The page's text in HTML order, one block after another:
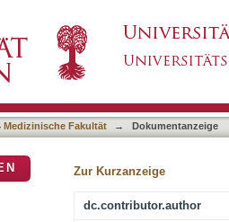
Medizinische Fakultät → Dokumentanzeige
Zur Kurzanzeige
dc.contributor.author